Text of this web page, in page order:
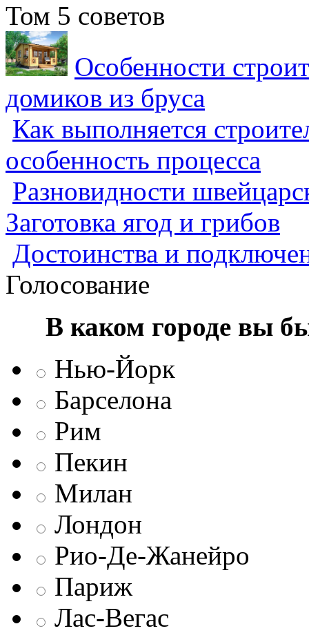
Том 5 советов
Особенности
домиков из бруса
Как выполняется
особенность процесса
Разновидности
Заготовка ягод и грибов
Достоинства и
Голосование
В каком городе вы
Нью-Йорк
Барселона
Рим
Пекин
Милан
Лондон
Рио-Де-Жанейро
Париж
Лас-Вегас